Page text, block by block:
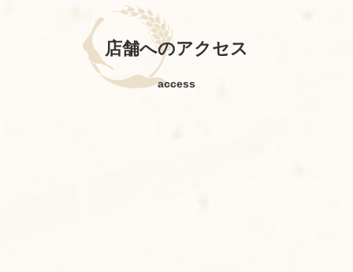
お買い物を続ける
店舗へのアクセス
access